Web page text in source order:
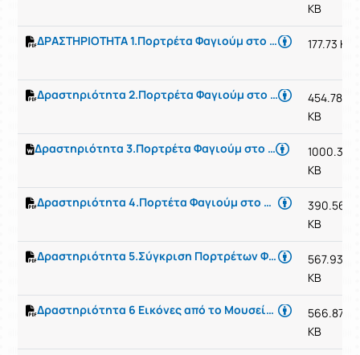
KB
ΔΡΑΣΤΗΡΙΟΤΗΤΑ 1.Πορτρέτα Φαγιούμ στο Βρετανικό Μουσείο από τη Χαουάρα – Νεκρόπολη της Αρσινόης .για Β τάξη-Αγγελιδάκη Μαρία ΠΕ01 177.73 KB
Δραστηριότητα 2.Πορτρέτα Φαγιούμ στο Βρετανικό Μουσείο για Β τάξη -Αγγελιδάκη Μαρία ΠΕ01
454.78
KB
Δραστηριότητα 3.Πορτρέτα Φαγιούμ στο Βρετανικό Μουσείο για Β τάξη -Αγγελιδάκη Μαρία ΠΕ01
1000.31
KB
Δραστηριότητα 4.Πορτέτα Φαγιούμ στο Μουσείο Μπενάκη ,Γ Τάξη -Αγγελιδάκη Μαρία ΠΕ01
390.56
KB
Δραστηριότητα 5.Σύγκριση Πορτρέτων Φαγιούμ και εικόνων Σινά για Γ τάξη -Αγγελιδάκη Μαρία ΠΕ01
567.93
KB
Δραστηριότητα 6 Εικόνες από το Μουσείο της Ιεράς Μονής Σινά (6ος -7ος αι.)Αγγελιδάκη Μαρία ΠΕ01
566.87
KB